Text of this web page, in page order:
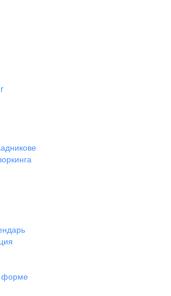
20,
7 этаж,
3.4
35,
форме